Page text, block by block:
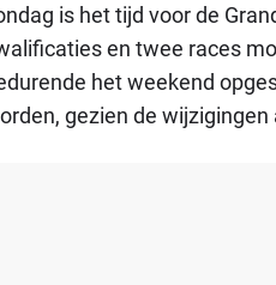
is het tijd voor de
en twee races
het weekend
gezien de